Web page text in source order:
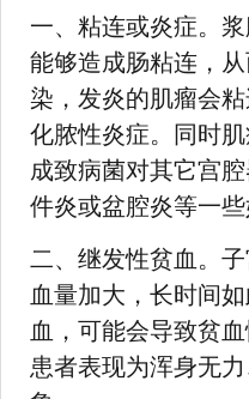
一、粘连或炎症。
能够造成肠粘连，
染，发炎的肌瘤会
化脓性炎症。同时
成致病菌对其它宫
件炎或盆腔炎等一些
二、继发性贫血。
血量加大，长时间
血，可能会导致贫
患者表现为浑身无